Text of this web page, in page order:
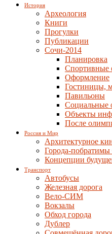
История
Археология
Книги
Прогулки
Публикации
Сочи-2014
Планировка
Спортивные
Оформление
Гостиницы,
Павильоны
Социальные
Объекты
После
Россия и Мир
Архитектурное
Города-
Концепции
Транспорт
Автобусы
Железная дорога
Вело-СИМ
Вокзалы
Обход города
Дублер